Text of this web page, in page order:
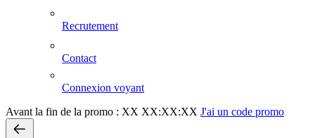
Recrutement
Contact
Connexion voyant
Avant la fin de la promo : XX XX:XX:XX J'ai un code promo